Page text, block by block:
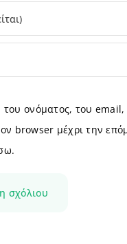
ονόματος, του email,
browser μέχρι την